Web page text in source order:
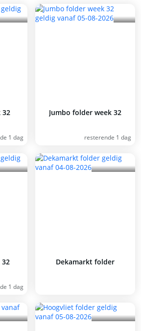
32
1 dag
Jumbo folder week 32
resterende 1 dag
1 dag
Dekamarkt folder